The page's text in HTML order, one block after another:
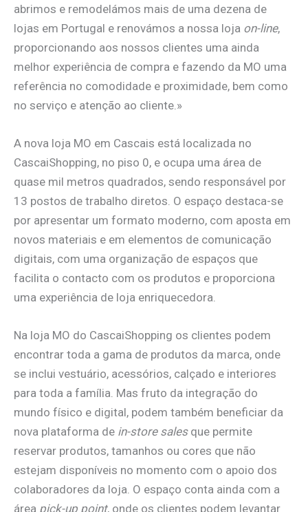
abrimos e remodelámos mais de uma dezena de
lojas em Portugal e renovámos a nossa loja on-line,
proporcionando aos nossos clientes uma ainda
melhor experiência de compra e fazendo da MO uma
referência no comodidade e proximidade, bem como
no serviço e atenção ao cliente.»
A nova loja MO em Cascais está localizada no
CascaiShopping, no piso 0, e ocupa uma área de
quase mil metros quadrados, sendo responsável por
13 postos de trabalho diretos. O espaço destaca-se
por apresentar um formato moderno, com aposta em
novos materiais e em elementos de comunicação
digitais, com uma organização de espaços que
facilita o contacto com os produtos e proporciona
uma experiência de loja enriquecedora.
Na loja MO do CascaiShopping os clientes podem
encontrar toda a gama de produtos da marca, onde
se inclui vestuário, acessórios, calçado e interiores
para toda a família. Mas fruto da integração do
mundo físico e digital, podem também beneficiar da
nova plataforma de in-store salesque permite
reservar produtos, tamanhos ou cores que não
estejam disponíveis no momento com o apoio dos
colaboradores da loja. O espaço conta ainda com a
área pick-up point, onde os clientes podem levantar